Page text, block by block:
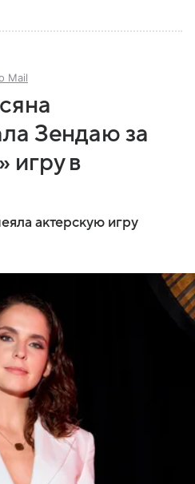
Mail
Зендаю за
игру в
актерскую игру